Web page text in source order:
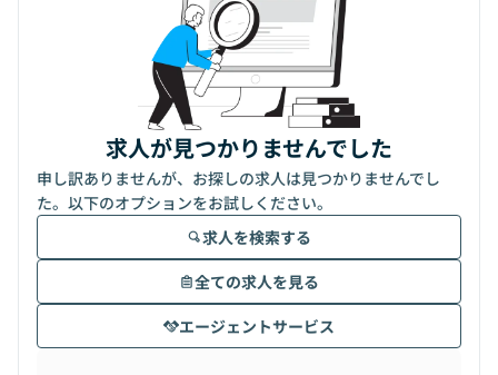
求人が見つかりませんでした
申し訳ありませんが、お探しの求人は見つかりませんでし
た。以下のオプションをお試しください。
求人を検索する
全ての求人を見る
エージェントサービス